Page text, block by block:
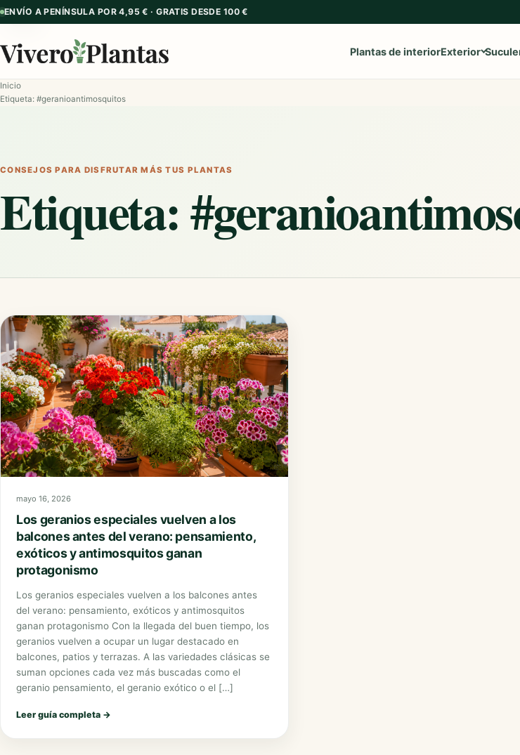
ENVÍO A PENÍNSULA POR 4,95 € · GRATIS DESDE 100 €
Plantas de interiorExterior
Geranios y Gitanillas
Margaritas
Inicio
Etiqueta: #geranioantimosquitos
CONSEJOS PARA DISFRUTAR MÁS TUS PLANTAS
Etiqueta:
GUÍA
mayo 16, 2026
Los geranios especiales vuelven a los
balcones antes del verano: pensamiento,
exóticos y antimosquitos ganan
protagonismo
Los geranios especiales vuelven a los balcones antes
del verano: pensamiento, exóticos y antimosquitos
ganan protagonismo Con la llegada del buen tiempo, los
geranios vuelven a ocupar un lugar destacado en
balcones, patios y terrazas. A las variedades clásicas se
suman opciones cada vez más buscadas como el
geranio pensamiento, el geranio exótico o el […]
Leer guía completa →